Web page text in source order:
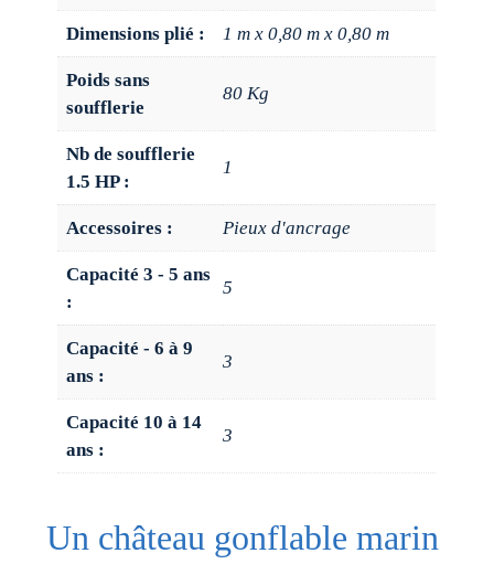
Dimensions plié : 1 m x 0,80 m x 0,80 m
Poids sans
soufflerie
80 Kg
Nb de soufflerie
1.5 HP :
1
Accessoires : Pieux d'ancrage
Capacité 3 - 5 ans
:
5
Capacité - 6 à 9
ans :
3
Capacité 10 à 14
ans :
3
Un château gonflable marin